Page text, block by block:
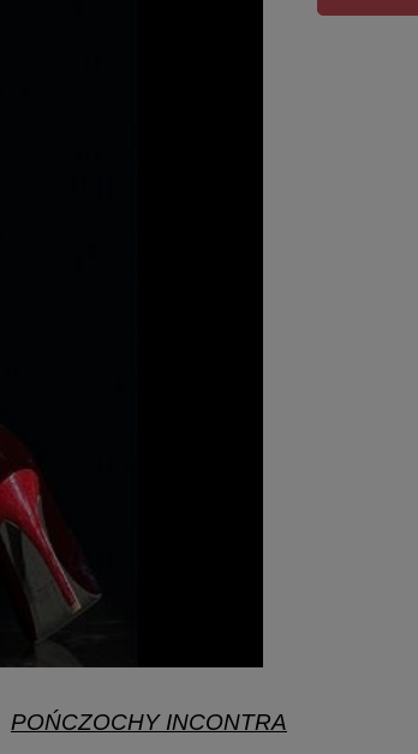
POŃCZOCHY INCONTRA